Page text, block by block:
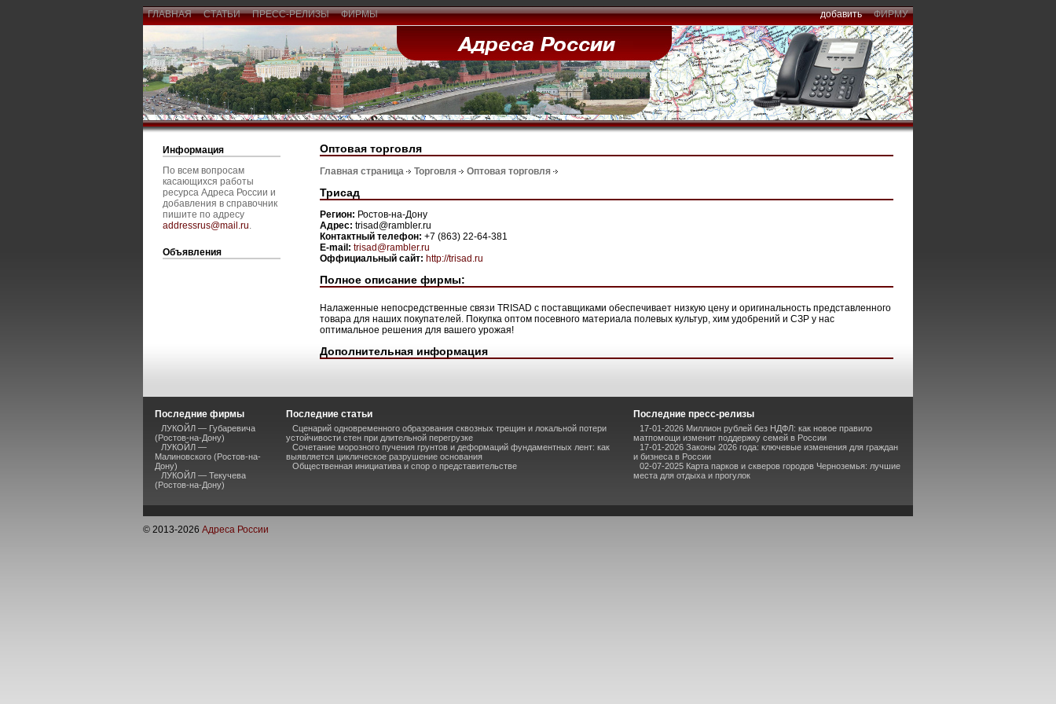
ГЛАВНАЯ СТАТЬИ ПРЕСС-РЕЛИЗЫ ФИРМЫ добавить ФИРМУ
Информация
По всем вопросам
касающихся работы
ресурса Адреса России и
добавления в справочник
пишите по адресу
addressrus@mail.ru.
Объявления
Оптовая торговля
Главная страница Торговля Оптовая торговля
Трисад
Регион: Ростов-на-Дону
Адрес: trisad@rambler.ru
Контактный телефон: +7 (863) 22-64-381
E-mail: trisad@rambler.ru
Оффициальный сайт: http://trisad.ru
Полное описание фирмы:
Налаженные непосредственные связи TRISAD с поставщиками обеспечивает низкую цену и оригинальность представленного
товара для наших покупателей. Покупка оптом посевного материала полевых культур, хим удобрений и СЗР у нас
оптимальное решения для вашего урожая!
Дополнительная информация
Последние фирмы
ЛУКОЙЛ — Губаревича
(Ростов-на-Дону)
ЛУКОЙЛ —
Малиновского (Ростов-на-
Дону)
ЛУКОЙЛ — Текучева
(Ростов-на-Дону)
Последние статьи
Сценарий одновременного образования сквозных трещин и локальной потери
устойчивости стен при длительной перегрузке
Сочетание морозного пучения грунтов и деформаций фундаментных лент: как
выявляется циклическое разрушение основания
Общественная инициатива и спор о представительстве
Последние пресс-релизы
17-01-2026 Миллион рублей без НДФЛ: как новое правило
матпомощи изменит поддержку семей в России
17-01-2026 Законы 2026 года: ключевые изменения для граждан
и бизнеса в России
02-07-2025 Карта парков и скверов городов Черноземья: лучшие
места для отдыха и прогулок
© 2013-2026 Адреса России